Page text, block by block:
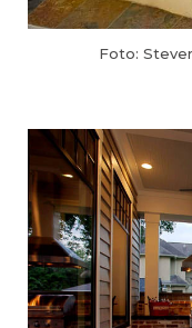
Foto: